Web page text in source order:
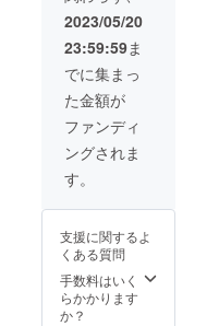
希望さ
れるお
名前を
ご記入
くださ
いま
せ。
シール､
ステッ
いまし
たらお
店のド
ア等に
貼らせ
ていた
ステー
キ､デ
ザート
可能範
囲 三重
県 名
張市、
伊賀市､
津市､松
宇陀市､
橿原市､
大和郡
山市 そ
の他の
エリア
2023/05/20
23:59:59ま
でに集まっ
た金額が
ファンディ
ングされま
す。
支援に関するよ
くある質問
手数料はいく
らかかります
か？